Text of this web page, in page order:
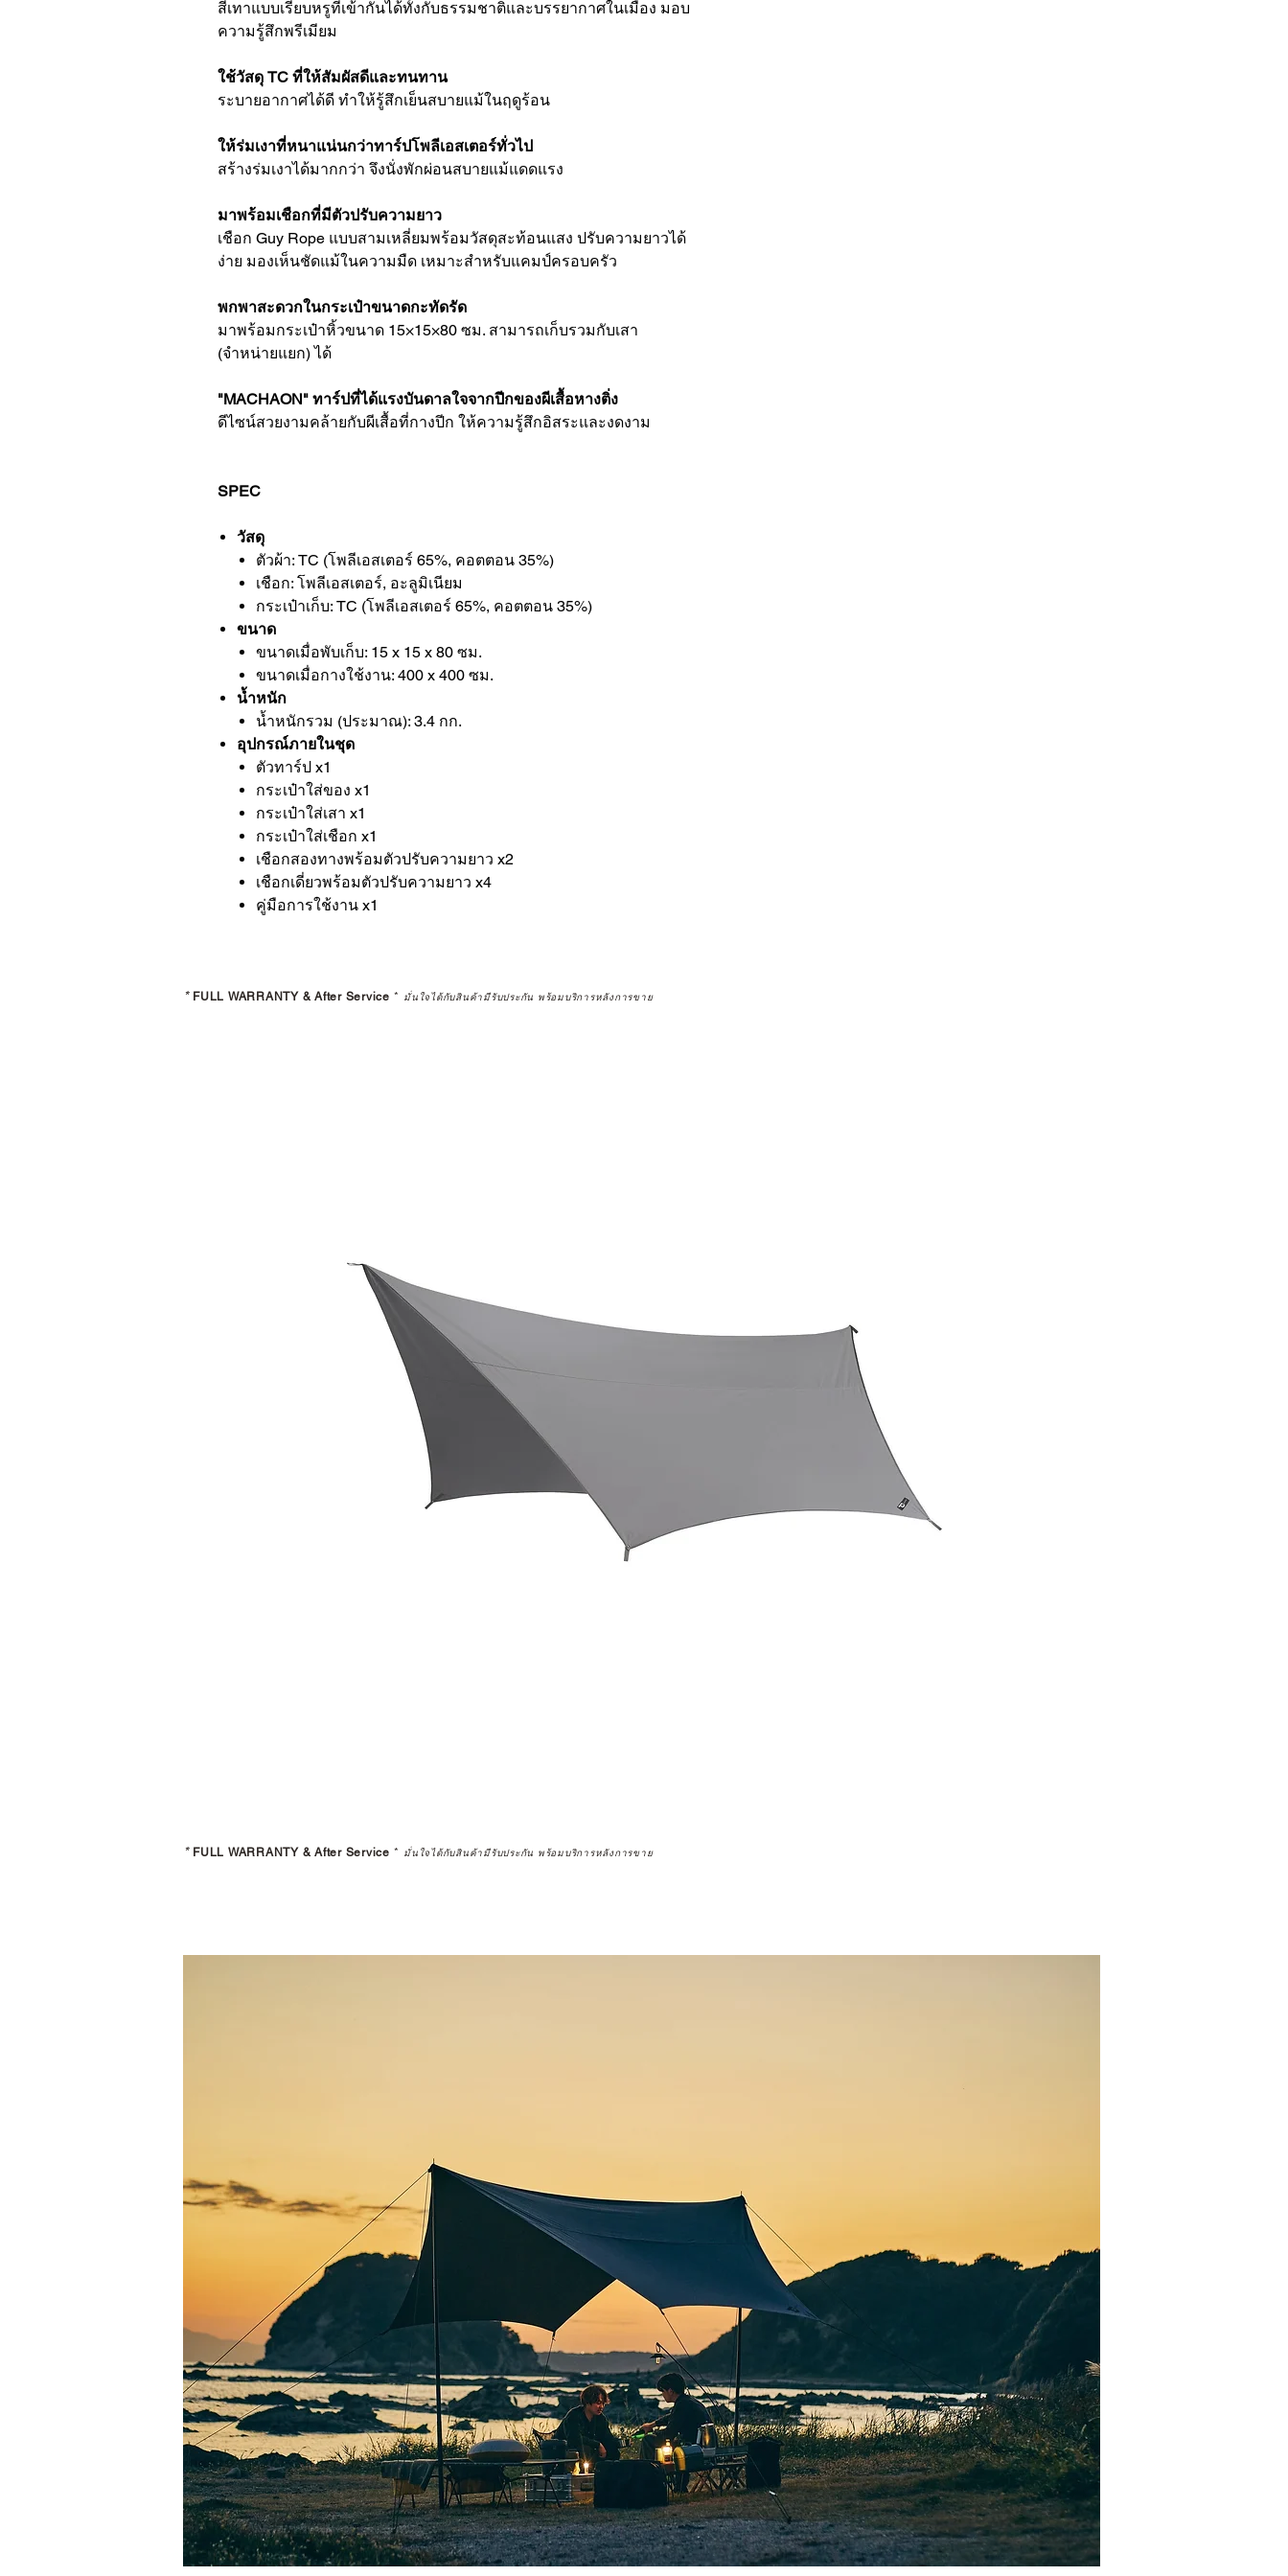
สีเทาแบบเรียบหรูที่เข้ากันได้ทั้งกับธรรมชาติและบรรยากาศในเมือง มอบ
ความรู้สึกพรีเมียม
ใช้วัสดุ TC ที่ให้สัมผัสดีและทนทาน
ระบายอากาศได้ดี ทำให้รู้สึกเย็นสบายแม้ในฤดูร้อน
ให้ร่มเงาที่หนาแน่นกว่าทาร์ปโพลีเอสเตอร์ทั่วไป
สร้างร่มเงาได้มากกว่า จึงนั่งพักผ่อนสบายแม้แดดแรง
มาพร้อมเชือกที่มีตัวปรับความยาว
เชือก Guy Rope แบบสามเหลี่ยมพร้อมวัสดุสะท้อนแสง ปรับความยาวได้
ง่าย มองเห็นชัดแม้ในความมืด เหมาะสำหรับแคมป์ครอบครัว
พกพาสะดวกในกระเป๋าขนาดกะทัดรัด
มาพร้อมกระเป๋าหิ้วขนาด 15×15×80 ซม. สามารถเก็บรวมกับเสา
(จำหน่ายแยก) ได้
"MACHAON" ทาร์ปที่ได้แรงบันดาลใจจากปีกของผีเสื้อหางติ่ง
ดีไซน์สวยงามคล้ายกับผีเสื้อที่กางปีก ให้ความรู้สึกอิสระและงดงาม
SPEC
วัสดุ
ตัวผ้า: TC (โพลีเอสเตอร์ 65%, คอตตอน 35%)
เชือก: โพลีเอสเตอร์, อะลูมิเนียม
กระเป๋าเก็บ: TC (โพลีเอสเตอร์ 65%, คอตตอน 35%)
ขนาด
ขนาดเมื่อพับเก็บ: 15 x 15 x 80 ซม.
ขนาดเมื่อกางใช้งาน: 400 x 400 ซม.
น้ำหนัก
น้ำหนักรวม (ประมาณ): 3.4 กก.
อุปกรณ์ภายในชุด
ตัวทาร์ป x1
กระเป๋าใส่ของ x1
กระเป๋าใส่เสา x1
กระเป๋าใส่เชือก x1
เชือกสองทางพร้อมตัวปรับความยาว x2
เชือกเดี่ยวพร้อมตัวปรับความยาว x4
คู่มือการใช้งาน x1
* FULL WARRANTY & After Service * มั่นใจได้กับสินค้ามีรับประกัน พร้อมบริการหลังการขาย
* FULL WARRANTY & After Service * มั่นใจได้กับสินค้ามีรับประกัน พร้อมบริการหลังการขาย